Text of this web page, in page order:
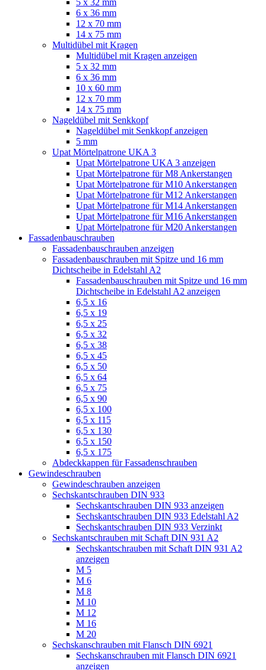
6 x 36 mm
12 x 70 mm
14 x 75 mm
Multidübel mit Kragen
Multidübel mit Kragen anzeigen
5 x 32 mm
6 x 36 mm
10 x 60 mm
12 x 70 mm
14 x 75 mm
Nageldübel mit Senkkopf
Nageldübel mit Senkkopf anzeigen
5 mm
Upat Mörtelpatrone UKA 3
Upat Mörtelpatrone UKA 3 anzeigen
Upat Mörtelpatrone für M8 Ankerstangen
Upat Mörtelpatrone für M10 Ankerstangen
Upat Mörtelpatrone für M12 Ankerstangen
Upat Mörtelpatrone für M14 Ankerstangen
Upat Mörtelpatrone für M16 Ankerstangen
Upat Mörtelpatrone für M20 Ankerstangen
Fassadenbauschrauben
Fassadenbauschrauben anzeigen
Fassadenbauschrauben mit Spitze und 16 mm
Dichtscheibe in Edelstahl A2
Fassadenbauschrauben mit Spitze und 16 mm
Dichtscheibe in Edelstahl A2 anzeigen
6,5 x 16
6,5 x 19
6,5 x 25
6,5 x 32
6,5 x 38
6,5 x 45
6,5 x 50
6,5 x 64
6,5 x 75
6,5 x 90
6,5 x 100
6,5 x 115
6,5 x 130
6,5 x 150
6,5 x 175
Abdeckkappen für Fassadenschrauben
Gewindeschrauben
Gewindeschrauben anzeigen
Sechskantschrauben DIN 933
Sechskantschrauben DIN 933 anzeigen
Sechskantschrauben DIN 933 Edelstahl A2
Sechskantschrauben DIN 933 Verzinkt
Sechskantschrauben mit Schaft DIN 931 A2
Sechskantschrauben mit Schaft DIN 931 A2
anzeigen
M 5
M 6
M 8
M 10
M 12
M 16
M 20
Sechskanschrauben mit Flansch DIN 6921
Sechskanschrauben mit Flansch DIN 6921
anzeigen